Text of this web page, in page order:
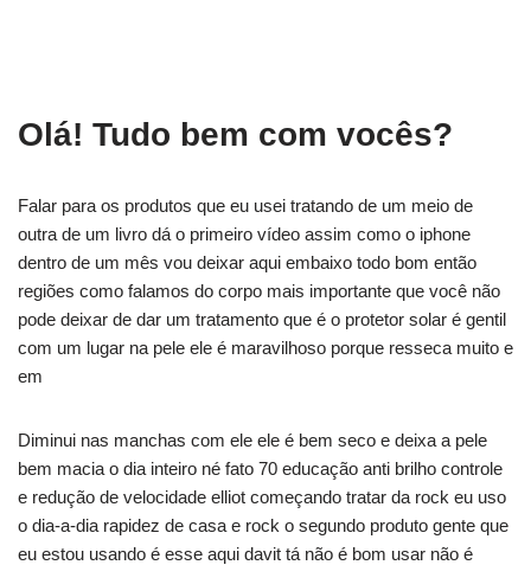
Olá! Tudo bem com vocês?
Falar para os produtos que eu usei tratando de um meio de
outra de um livro dá o primeiro vídeo assim como o iphone
dentro de um mês vou deixar aqui embaixo todo bom então
regiões como falamos do corpo mais importante que você não
pode deixar de dar um tratamento que é o protetor solar é gentil
com um lugar na pele ele é maravilhoso porque resseca muito e
em
Diminui nas manchas com ele ele é bem seco e deixa a pele
bem macia o dia inteiro né fato 70 educação anti brilho controle
e redução de velocidade elliot começando tratar da rock eu uso
o dia-a-dia rapidez de casa e rock o segundo produto gente que
eu estou usando é esse aqui davit tá não é bom usar não é